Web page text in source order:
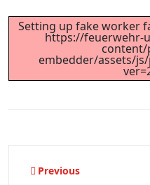
Setting up fake worker
https://feuerwehr-
embedder/assets/
Previous